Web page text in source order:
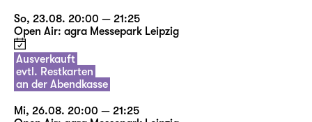
später Whitney Houston und schließlich mit
ihnen unzählige Fans vor den Radios, bei
Konzerten, im Auto, unter der Dusche — bis
heute. Alles zu sein, was das Gegenüber sich
wünscht, ist das unser Ziel? Eine Frau sein, so
wunderschön und ewig jung und voller
So, 23.08. 20:00 — 21:25
Open Air: agra Messepark Leipzig
Ausverkauft
evtl. Restkarten
an der Abendkasse
Mi, 26.08. 20:00 — 21:25